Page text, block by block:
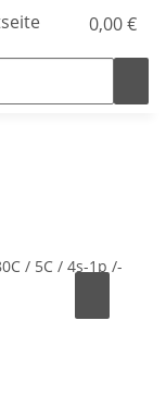
0,00 €